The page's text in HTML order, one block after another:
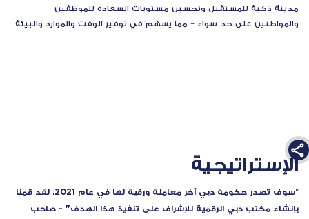
مدينة ذكية للمستقبل وتحسين مستويات السعادة للموظفين
والمواطنين على حد سواء – مما يسهم في توفير الوقت والموارد والبيئة.
الإستراتيجية
"س
وف تصدر حكومة دبي آخر معاملة ورقية لها في عام 2021، لقد قمنا
بإنشاء مكتب دبي الرقمية للإشراف على تنفيذ هذا الهدف" - صاحب